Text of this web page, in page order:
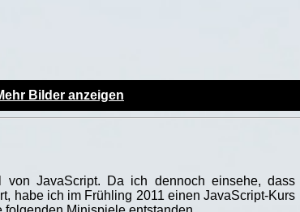
Bilder anzeigen
JavaScript. Da ich dennoch einsehe, dass
habe ich im Frühling 2011 einen JavaScript-Kurs